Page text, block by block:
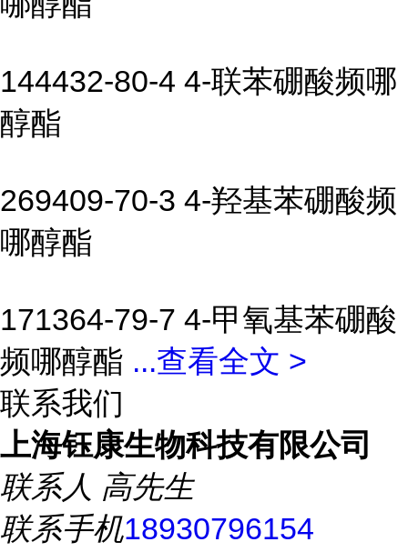
144432-80-4 4-联苯硼酸频哪
醇酯
269409-70-3 4-羟基苯硼酸频
哪醇酯
171364-79-7 4-甲氧基苯硼酸
频哪醇酯 ...查看全文 >
联系我们
上海钰康生物科技有限公司
联系人 高先生
联系手机18930796154